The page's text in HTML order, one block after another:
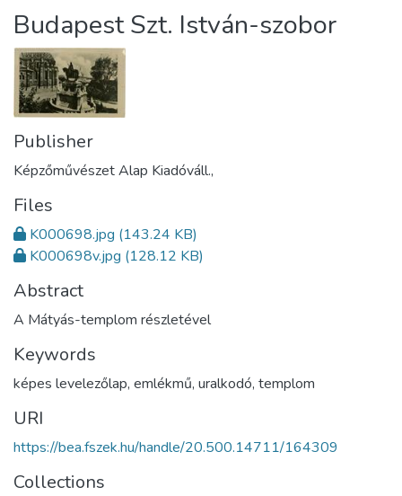
Statistics
About us
Budapest Szt. István-szobor
Publisher
Képzőművészet Alap Kiadóváll.,
Files
K000698.jpg (143.24 KB)
K000698v.jpg (128.12 KB)
Abstract
A Mátyás-templom részletével
Keywords
képes levelezőlap, emlékmű, uralkodó, templom
URI
https://bea.fszek.hu/handle/20.500.14711/164309
Collections